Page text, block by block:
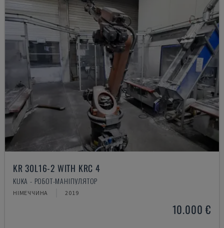
KR 30L16-2 WITH KRC 4
KUKA - РОБОТ-МАНІПУЛЯТОР
НІМЕЧЧИНА 2019
10.000 €